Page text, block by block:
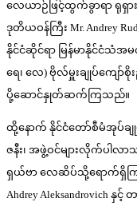
လေယာဉ်ဖြင့်ထွက်ခွာရာ ရုရှားဖ
ဒုတိယဝန်ကြီး Mr. Andrey
နိုင်ငံဆိုင်ရာ မြန်မာနိုင်ငံသံအမ
ရေ၊ လေ) ဗိုလ်မှူးချုပ်ကျေ
ပို့ဆောင်နှုတ်ဆက်ကြသည်။
ထို့နောက် နိုင်ငံတော်စီမံအုပ်ချုပ်
ဇနီး၊ အဖွဲ့ဝင်များလိုက်ပါ
ရှယ်ဗာ လေဆိပ်သို့ရောက်ရှိကြရ
Ahdrey